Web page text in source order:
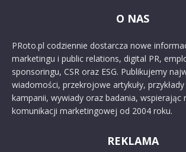
O NAS
PRoto.pl codziennie dostarcza nowe
marketingu i public relations, digital PR,
sponsoringu, CSR oraz ESG. Publikujemy
wiadomości, przekrojowe artykuły,
kampanii, wywiady oraz badania, wspierając
komunikacji marketingowej od 2004 roku.
REKLAMA